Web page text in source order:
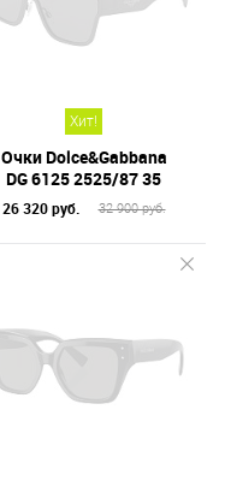
Хит!
Очки Dolce&Gabbana
DG 6125 2525/87 35
26 320 руб. 32 900 руб.